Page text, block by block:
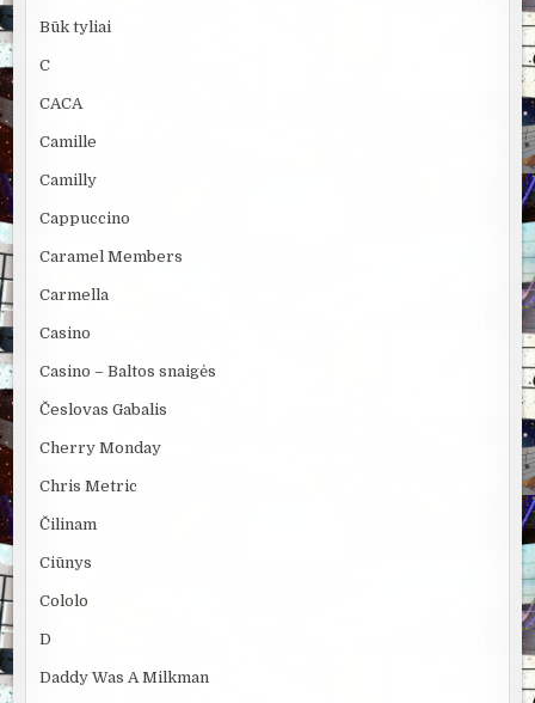
Būk tyliai
C
CACA
Camille
Camilly
Cappuccino
Caramel Members
Carmella
Casino
Casino – Baltos snaigės
Česlovas Gabalis
Cherry Monday
Chris Metric
Čilinam
Ciūnys
Cololo
D
Daddy Was A Milkman